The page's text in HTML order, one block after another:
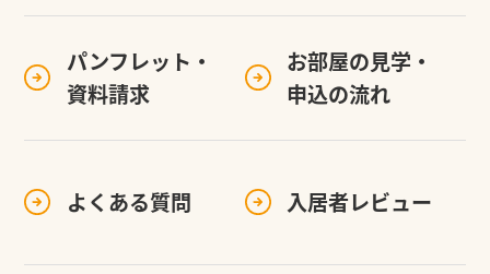
パンフレット・
資料請求
お部屋の見学・
申込の流れ
よくある質問 入居者レビュー